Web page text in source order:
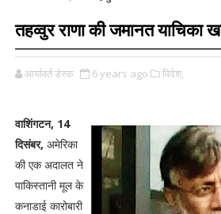
तहव्वुर राणा की जमानत याचिका
आर्यावर्त डेस्क 6 years ago विदेश,
वाशिंगटन, 14
दिसंबर, अमेरिका
की एक अदालत ने
पाकिस्तानी मूल के
कनाडाई कारोबारी